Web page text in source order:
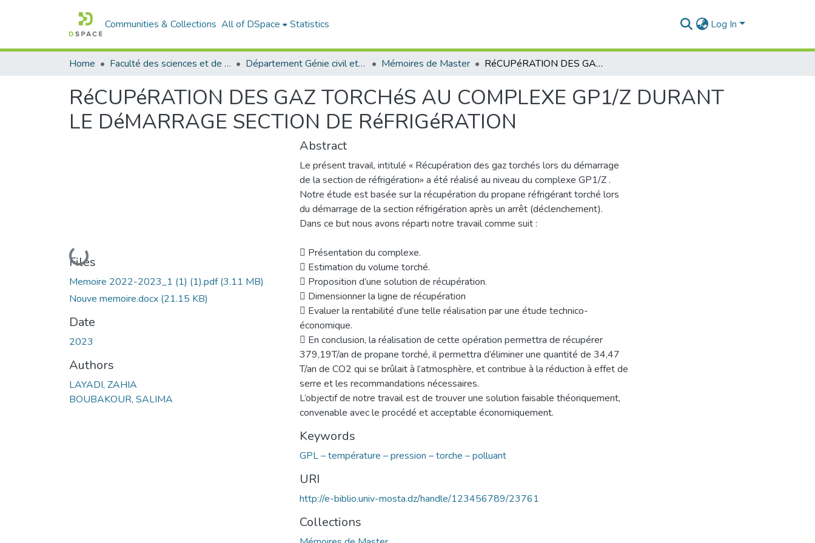
Communities & Collections All of DSpace Statistics Log In
Home Faculté des sciences et de la technologie Département Génie civil et Architecture Mémoires de Master RéCUPéRATION DES GAZ TORCHéS AU COMPLEXE GP1/Z DURANT LE DéMARRAGE SECTION DE RéFRIGéRATION
RéCUPéRATION DES GAZ TORCHéS AU COMPLEXE GP1/Z DURANT
LE DéMARRAGE SECTION DE RéFRIGéRATION
Loading...
Files
Memoire 2022-2023_1 (1) (1).pdf(3.11 MB)
Nouve memoire.docx (21.15 KB)
Date
2023
Authors
LAYADI, ZAHIA
BOUBAKOUR, SALIMA
Abstract
Le présent travail, intitulé « Récupération des gaz torchés lors du démarrage
de la section de réfrigération» a été réalisé au niveau du complexe GP1/Z .
Notre étude est basée sur la récupération du propane réfrigérant torché lors
du démarrage de la section réfrigération après un arrêt (déclenchement).
Dans ce but nous avons réparti notre travail comme suit :
 Présentation du complexe.
 Estimation du volume torché.
 Proposition d’une solution de récupération.
 Dimensionner la ligne de récupération
 Evaluer la rentabilité d’une telle réalisation par une étude technico-
économique.
 En conclusion, la réalisation de cette opération permettra de récupérer
379,19T/an de propane torché, il permettra d’éliminer une quantité de 34,47
T/an de CO2 qui se brûlait à l’atmosphère, et contribue à la réduction à effet de
serre et les recommandations nécessaires.
L’objectif de notre travail est de trouver une solution faisable théoriquement,
convenable avec le procédé et acceptable économiquement.
Keywords
GPL – température – pression – torche – polluant
URI
http://e-biblio.univ-mosta.dz/handle/123456789/23761
Collections